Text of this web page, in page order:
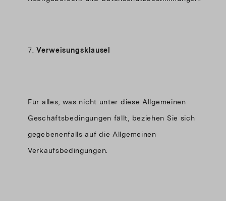
7. Verweisungsklausel
Für alles, was nicht unter diese Allgemeinen
Geschäftsbedingungen fällt, beziehen Sie sich
gegebenenfalls auf die Allgemeinen
Verkaufsbedingungen.